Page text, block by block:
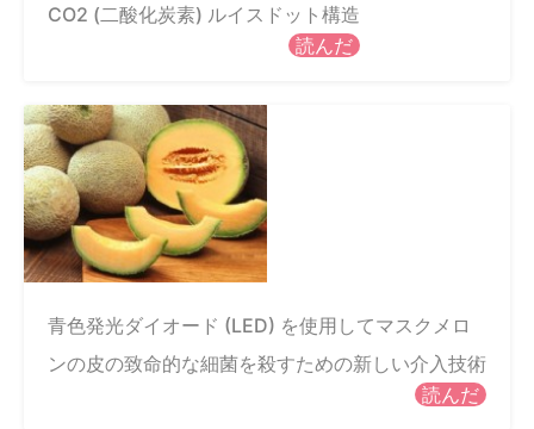
CO2 (二酸化炭素) ルイスドット構造
読んだ
青色発光ダイオード (LED) を使用してマスクメロ
ンの皮の致命的な細菌を殺すための新しい介入技術
読んだ